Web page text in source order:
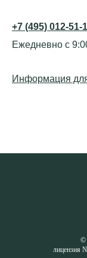
+7 (495) 012-51-
Ежедневно с
Информация
©
лицензия